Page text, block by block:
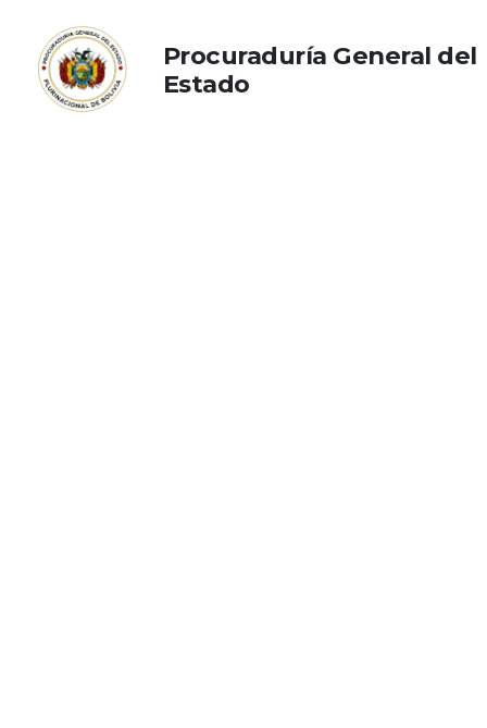
Procuraduría General del
Estado